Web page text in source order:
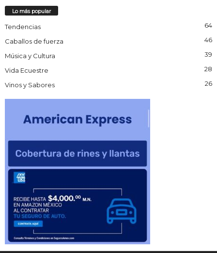
Lo más popular
Tendencias 64
Caballos de fuerza 46
Música y Cultura 39
Vida Ecuestre 28
Vinos y Sabores 26